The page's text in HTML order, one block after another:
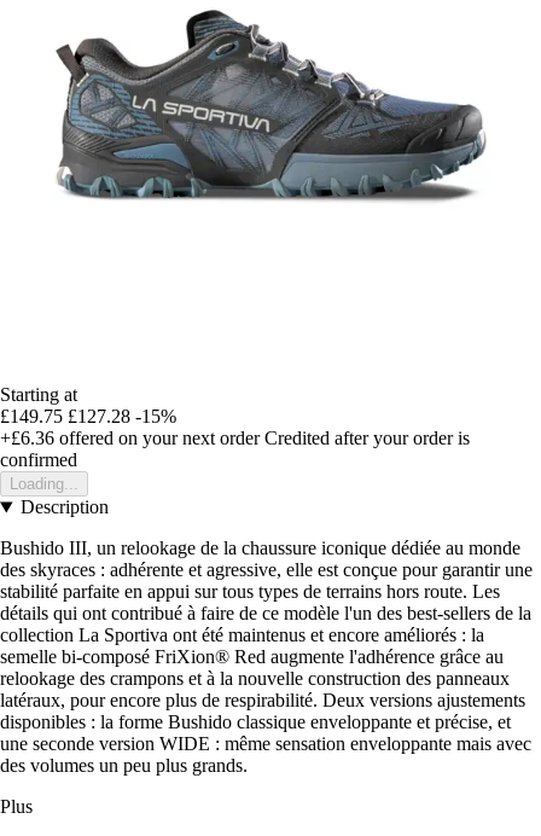
Starting at
£149.75 £127.28 -15%
+£6.36 offered on your next order Credited after your order is
confirmed
Loading...
Description
Bushido III, un relookage de la chaussure iconique dédiée au monde
des skyraces : adhérente et agressive, elle est conçue pour garantir une
stabilité parfaite en appui sur tous types de terrains hors route. Les
détails qui ont contribué à faire de ce modèle l'un des best-sellers de la
collection La Sportiva ont été maintenus et encore améliorés : la
semelle bi-composé FriXion® Red augmente l'adhérence grâce au
relookage des crampons et à la nouvelle construction des panneaux
latéraux, pour encore plus de respirabilité. Deux versions ajustements
disponibles : la forme Bushido classique enveloppante et précise, et
une seconde version WIDE : même sensation enveloppante mais avec
des volumes un peu plus grands.
Plus